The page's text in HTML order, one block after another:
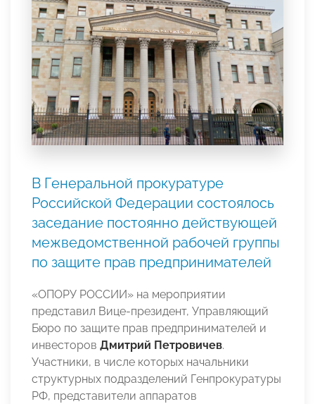
В Генеральной прокуратуре
Российской Федерации состоялось
заседание постоянно действующей
межведомственной рабочей группы
по защите прав предпринимателей
«ОПОРУ РОССИИ» на мероприятии
представил Вице-президент, Управляющий
Бюро по защите прав предпринимателей и
инвесторов Дмитрий Петровичев.
Участники, в числе которых начальники
структурных подразделений Генпрокуратуры
РФ, представители аппаратов